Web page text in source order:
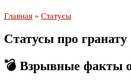
Главная » Статусы
Статусы про гранату
💣 Взрывные факты